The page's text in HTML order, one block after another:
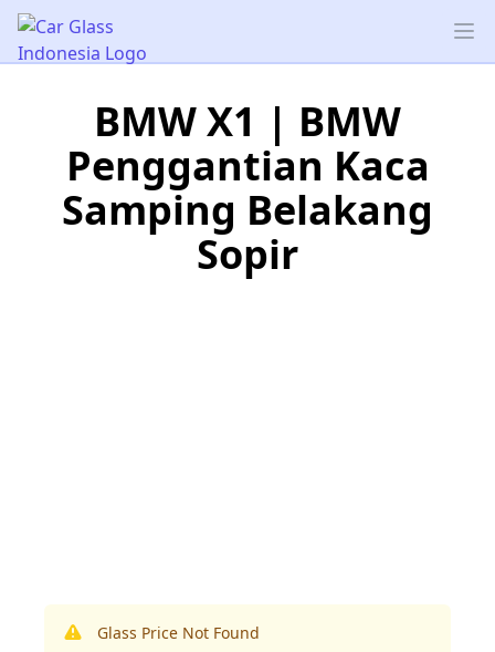
Car Glass Indonesia
BMW X1 | BMW
Penggantian Kaca
Samping Belakang
Sopir
Glass Price Not Found